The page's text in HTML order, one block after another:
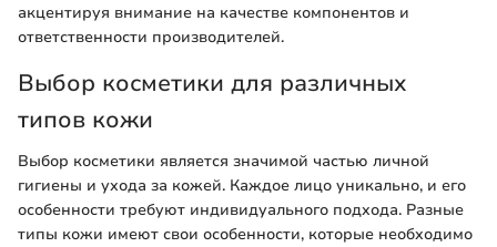
акцентируя внимание на качестве компонентов и
ответственности производителей.
Выбор косметики для различных
типов кожи
Выбор косметики является значимой частью личной
гигиены и ухода за кожей. Каждое лицо уникально, и его
особенности требуют индивидуального подхода. Разные
типы кожи имеют свои особенности, которые необходимо